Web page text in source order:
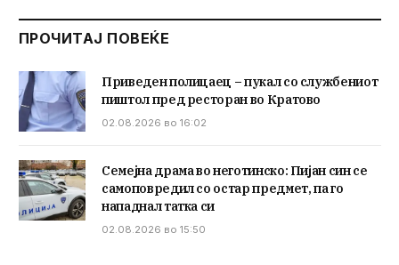
ПРОЧИТАЈ ПОВЕЌЕ
Приведен полицаец – пукал со службениот
пиштол пред ресторан во Кратово
02.08.2026 во 16:02
Семејна драма во неготинско: Пијан син се
самоповредил со остар предмет, па го
нападнал татка си
02.08.2026 во 15:50